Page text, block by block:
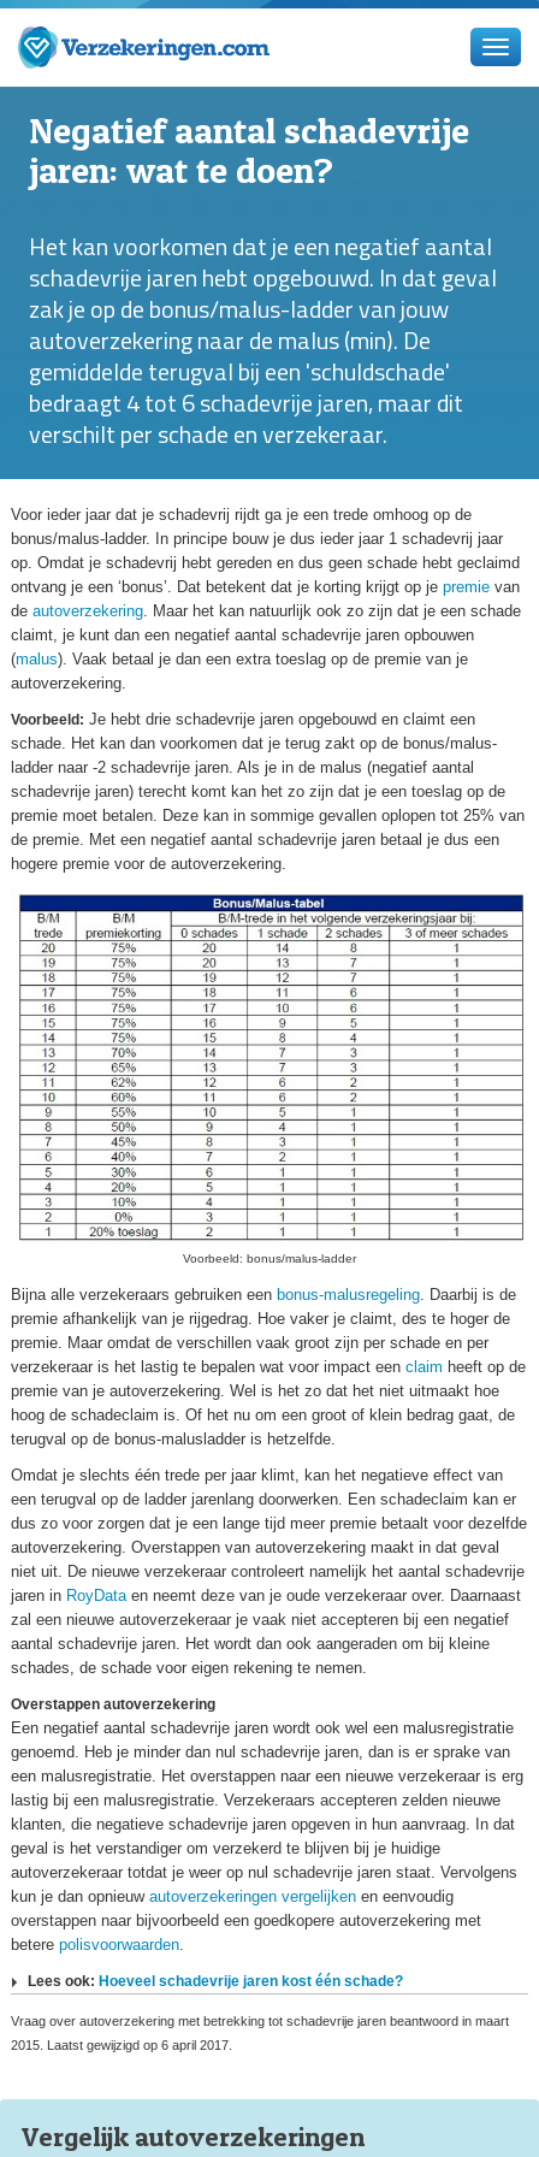
Negatief aantal schadevrije
jaren: wat te doen?
Het kan voorkomen dat je een negatief aantal
schadevrije jaren hebt opgebouwd. In dat geval
zak je op de bonus/malus-ladder van jouw
autoverzekering naar de malus (min). De
gemiddelde terugval bij een 'schuldschade'
bedraagt 4 tot 6 schadevrije jaren, maar dit
verschilt per schade en verzekeraar.
Voor ieder jaar dat je schadevrij rijdt ga je een trede omhoog op de
bonus/malus-ladder. In principe bouw je dus ieder jaar 1 schadevrij jaar
op. Omdat je schadevrij hebt gereden en dus geen schade hebt geclaimd
ontvang je een ‘bonus’. Dat betekent dat je korting krijgt op je premie van
de autoverzekering. Maar het kan natuurlijk ook zo zijn dat je een schade
claimt, je kunt dan een negatief aantal schadevrije jaren opbouwen
(malus). Vaak betaal je dan een extra toeslag op de premie van je
autoverzekering.
Voorbeeld: Je hebt drie schadevrije jaren opgebouwd en claimt een
schade. Het kan dan voorkomen dat je terug zakt op de bonus/malus-
ladder naar -2 schadevrije jaren. Als je in de malus (negatief aantal
schadevrije jaren) terecht komt kan het zo zijn dat je een toeslag op de
premie moet betalen. Deze kan in sommige gevallen oplopen tot 25% van
de premie. Met een negatief aantal schadevrije jaren betaal je dus een
hogere premie voor de autoverzekering.
Voorbeeld: bonus/malus-ladder
Bijna alle verzekeraars gebruiken een bonus-malusregeling . Daarbij is de
premie afhankelijk van je rijgedrag. Hoe vaker je claimt, des te hoger de
premie. Maar omdat de verschillen vaak groot zijn per schade en per
verzekeraar is het lastig te bepalen wat voor impact een claim heeft op de
premie van je autoverzekering. Wel is het zo dat het niet uitmaakt hoe
hoog de schadeclaim is. Of het nu om een groot of klein bedrag gaat, de
terugval op de bonus-malusladder is hetzelfde.
Omdat je slechts één trede per jaar klimt, kan het negatieve effect van
een terugval op de ladder jarenlang doorwerken. Een schadeclaim kan er
dus zo voor zorgen dat je een lange tijd meer premie betaalt voor dezelfde
autoverzekering. Overstappen van autoverzekering maakt in dat geval
niet uit. De nieuwe verzekeraar controleert namelijk het aantal schadevrije
jaren in RoyData en neemt deze van je oude verzekeraar over. Daarnaast
zal een nieuwe autoverzekeraar je vaak niet accepteren bij een negatief
aantal schadevrije jaren. Het wordt dan ook aangeraden om bij kleine
schades, de schade voor eigen rekening te nemen.
Overstappen autoverzekering
Een negatief aantal schadevrije jaren wordt ook wel een malusregistratie
genoemd. Heb je minder dan nul schadevrije jaren, dan is er sprake van
een malusregistratie. Het overstappen naar een nieuwe verzekeraar is erg
lastig bij een malusregistratie. Verzekeraars accepteren zelden nieuwe
klanten, die negatieve schadevrije jaren opgeven in hun aanvraag. In dat
geval is het verstandiger om verzekerd te blijven bij je huidige
autoverzekeraar totdat je weer op nul schadevrije jaren staat. Vervolgens
kun je dan opnieuw autoverzekeringen vergelijken en eenvoudig
overstappen naar bijvoorbeeld een goedkopere autoverzekering met
betere polisvoorwaarden
Lees ook: Hoeveel schadevrije jaren kost één schade?
Vraag over autoverzekering met betrekking tot schadevrije jaren beantwoord in maart
2015. Laatst gewijzigd op 6 april 2017.
Vergelijk autoverzekeringen